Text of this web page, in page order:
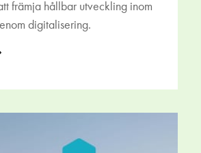
främja hållbar utveckling inom
digitalisering.